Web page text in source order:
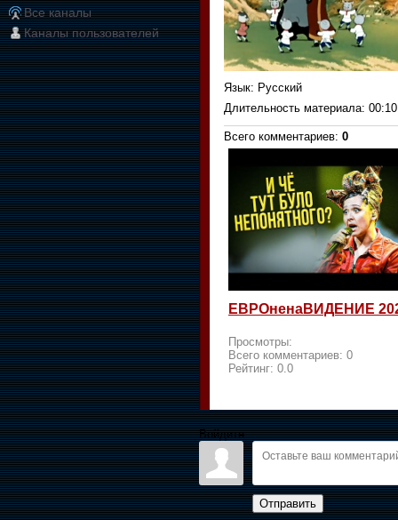
Все каналы
Каналы пользователей
Язык: Русский
Длительность материала:
Всего комментариев: 0
ЕВРОненаВИДЕНИЕ
Просмотры:
Всего комментариев: 0
Рейтинг: 0.0
Войдите:
Отправить